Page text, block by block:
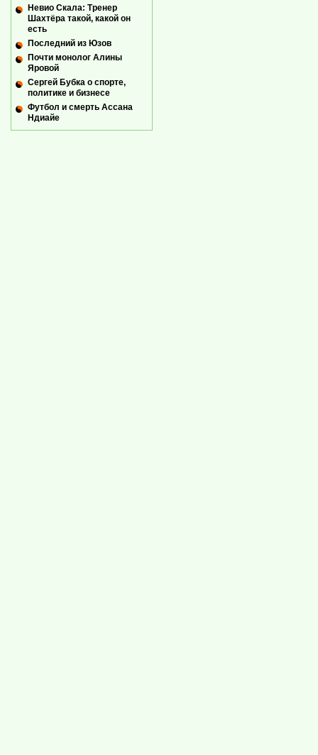
Невио Скала: Тренер
Шахтёра такой, какой он
есть
Последний из Юзов
Почти монолог Алины
Яровой
Сергей Бубка о спорте,
политике и бизнесе
Футбол и смерть Ассана
Ндиайе